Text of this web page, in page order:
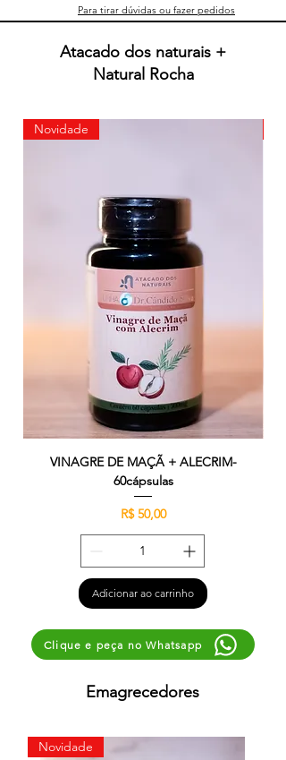
Para tirar dúvidas ou fazer pedidos
Atacado dos naturais +
Natural Rocha
Novidade
VINAGRE DE MAÇÃ + ALECRIM-
60cápsulas
Preço
R$ 50,00
Adicionar ao carrinho
Clique e peça no Whatsapp
Emagrecedores
Novidade